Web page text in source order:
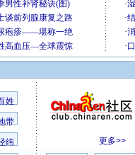
姓
带
纬 更多>>